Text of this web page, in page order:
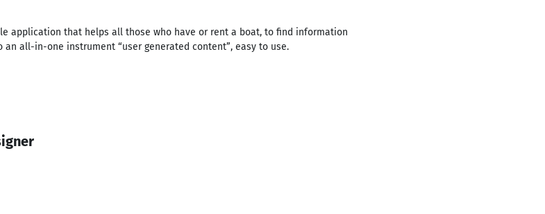
application that helps all those who have or rent a boat, to find information
all-in-one instrument “user generated content”, easy to use.